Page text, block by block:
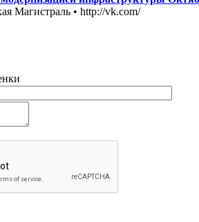
Магистраль • http://vk.com/